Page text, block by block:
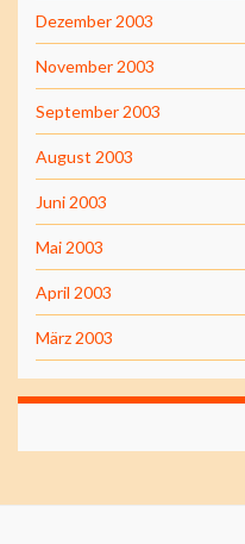
Dezember 2003
November 2003
September 2003
August 2003
Juni 2003
Mai 2003
April 2003
März 2003